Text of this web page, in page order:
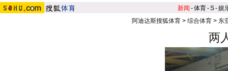
新闻 -体育-S-娱
阿迪达斯搜狐体育> 综合体育> 东
两